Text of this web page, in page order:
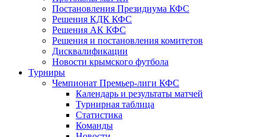
Постановления Президиума КФС
Решения КДК КФС
Решения АК КФС
Решения и постановления комитетов
Дисквалификации
Новости крымского футбола
Турниры
Чемпионат Премьер-лиги КФС
Календарь и результаты матчей
Турнирная таблица
Статистика
Команды